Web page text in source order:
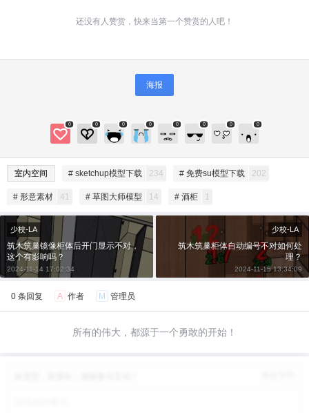
还没有人赞赏，快来当第一个赞赏的人吧！
海报
0 0 0 0 0 0 0 0
室内空间 # sketchup模型下载 234 # 免费su模型下载 202
# 形意素材 41 # 草图大师模型 14 # 酒柜 1
给SketchUp小编打赏
20 50
微信支付
少校-LA
筑木筑巢镜像柜体后开门显示不对，
这个有影响吗？
2024-11-14 17:02:34
少校-LA
筑木筑巢柜体自动编号不对如何处
理？
2024-11-15 13:34:09
0 条回复 A 作者 M 管理员
所有的伟大，都源于一个勇敢的开始！
您没有权限发布内容，请购买会员或者提升权
6位以上